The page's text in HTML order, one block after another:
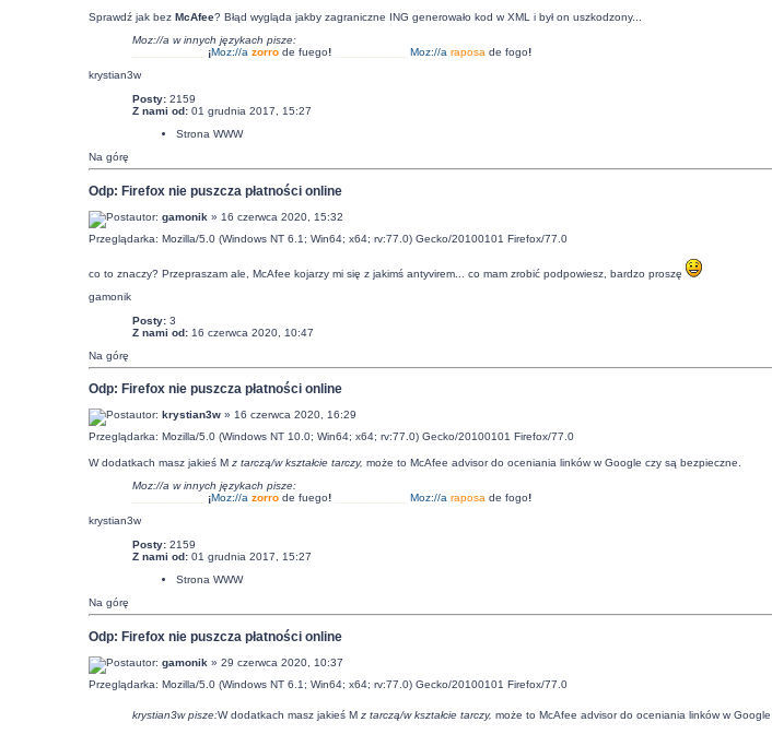
Sprawdź jak bez McAfee? Błąd wygląda jakby zagraniczne ING generowało kod w XML i był on uszkodzony...
Moz://a w innych językach pisze:
¡Moz://a zorrode fuego! Moz://a raposade fogo!
krystian3w
Posty:2159
Z nami od:01 grudnia 2017, 15:27
Strona WWW
Na górę
Odp: Firefox nie puszcza płatności online
autor: gamonik » 16 czerwca 2020, 15:32
Przeglądarka: Mozilla/5.0 (Windows NT 6.1; Win64; x64; rv:77.0) Gecko/20100101 Firefox/77.0
co to znaczy? Przepraszam ale, McAfee kojarzy mi się z jakimś antyvirem... co mam zrobić podpowiesz, bardzo proszę
gamonik
Posty:3
Z nami od:16 czerwca 2020, 10:47
Na górę
Odp: Firefox nie puszcza płatności online
autor: krystian3w» 16 czerwca 2020, 16:29
Przeglądarka: Mozilla/5.0 (Windows NT 10.0; Win64; x64; rv:77.0) Gecko/20100101 Firefox/77.0
W dodatkach masz jakieś Mz tarczą/w kształcie tarczy, może to McAfee advisor do oceniania linków w Google czy są bezpieczne.
Moz://a w innych językach pisze:
¡Moz://a zorrode fuego! Moz://a raposa de fogo!
krystian3w
Posty:2159
Z nami od:01 grudnia 2017, 15:27
Strona WWW
Na górę
Odp: Firefox nie puszcza płatności online
autor: gamonik » 29 czerwca 2020, 10:37
Przeglądarka: Mozilla/5.0 (Windows NT 6.1; Win64; x64; rv:77.0) Gecko/20100101 Firefox/77.0
krystian3w pisze:W dodatkach masz jakieś Mz tarczą/w kształcie tarczy, może to McAfee advisor do oceniania linków w Google